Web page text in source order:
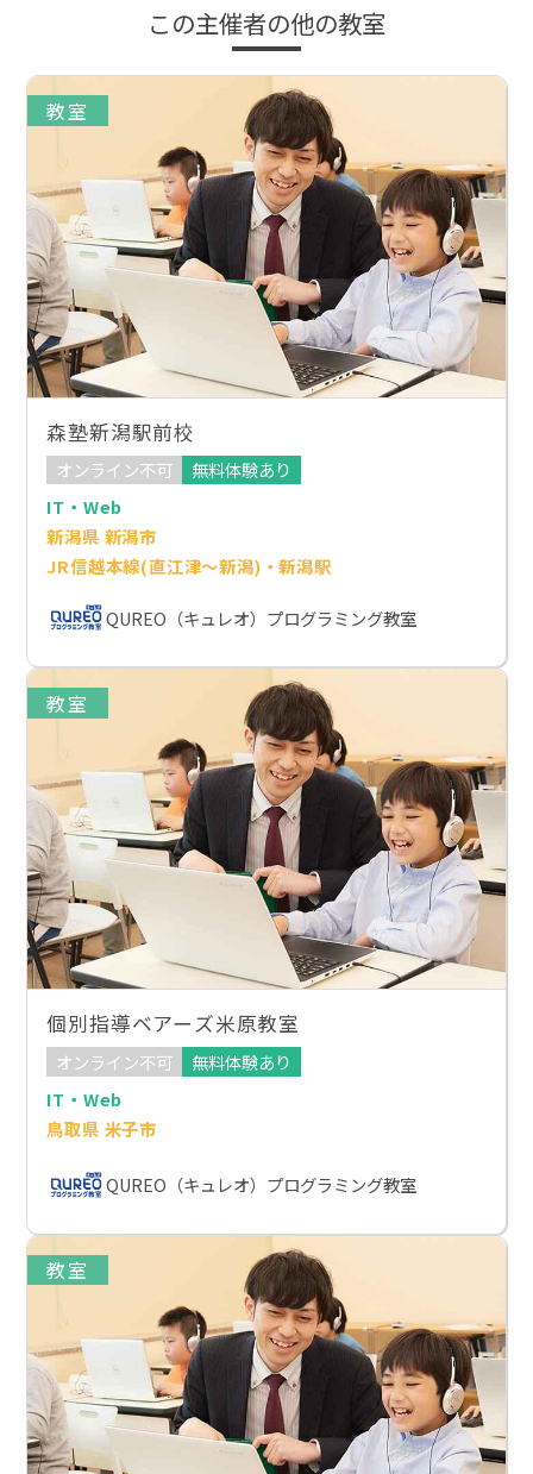
この主催者の他の教室
教室
森塾新潟駅前校
オンライン不可
無料体験あり
IT・Web
新潟県 新潟市
JR信越本線(直江津～新潟)・新潟駅
QUREO（キュレオ）プログラミング教室
教室
個別指導ベアーズ米原教室
オンライン不可
無料体験あり
IT・Web
鳥取県 米子市
QUREO（キュレオ）プログラミング教室
教室